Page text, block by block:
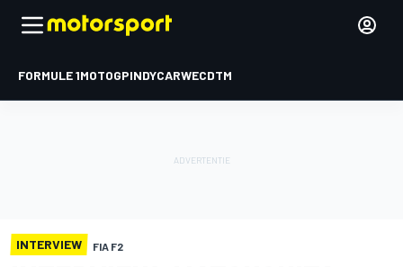
FORMULE 1MOTOGPINDYCARWECDTM
INTERVIEW FIA F2